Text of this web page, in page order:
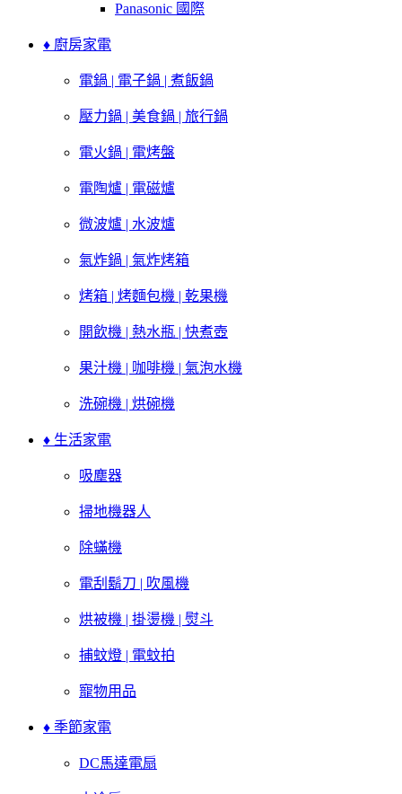
Panasonic 國際
♦ 廚房家電
電鍋 | 電子鍋 | 煮飯鍋
壓力鍋 | 美食鍋 | 旅行鍋
電火鍋 | 電烤盤
電陶爐 | 電磁爐
微波爐 | 水波爐
氣炸鍋 | 氣炸烤箱
烤箱 | 烤麵包機 | 乾果機
開飲機 | 熱水瓶 | 快煮壺
果汁機 | 咖啡機 | 氣泡水機
洗碗機 | 烘碗機
♦ 生活家電
吸塵器
掃地機器人
除蟎機
電刮鬍刀 | 吹風機
烘被機 | 掛燙機 | 熨斗
捕蚊燈 | 電蚊拍
寵物用品
♦ 季節家電
DC馬達電扇